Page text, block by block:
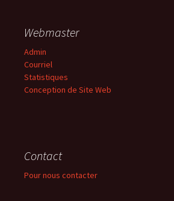
Webmaster
Admin
Courriel
Statistiques
Conception de Site Web
Contact
Pour nous contacter